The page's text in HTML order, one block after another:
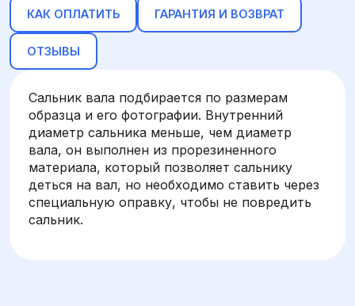
КАК ОПЛАТИТЬ ГАРАНТИЯ И ВОЗВРАТ
ОТЗЫВЫ
Сальник вала подбирается по размерам
образца и его фотографии. Внутренний
диаметр сальника меньше, чем диаметр
вала, он выполнен из прорезиненного
материала, который позволяет сальнику
деться на вал, но необходимо ставить через
специальную оправку, чтобы не повредить
сальник.